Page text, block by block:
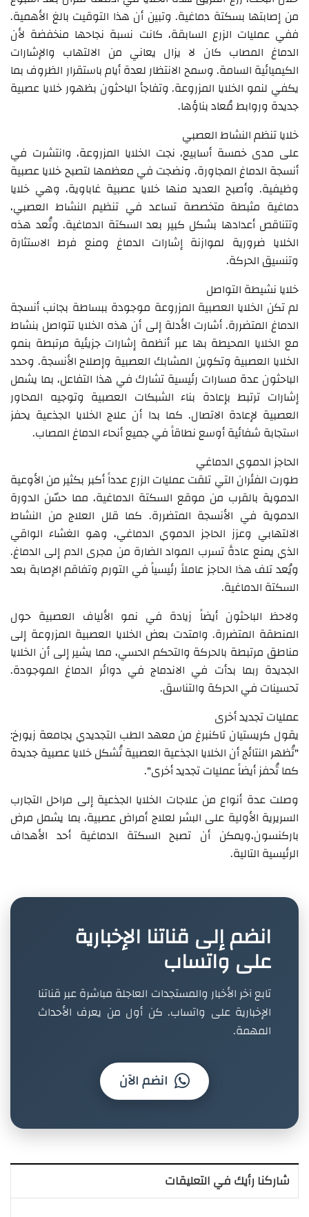
من إصابتها بسكتة دماغية. وتبين أن هذا التوقيت بالغ الأهمية.
ففي عمليات الزرع السابقة، كانت نسبة نجاحها منخفضة لأن
الدماغ المصاب كان لا يزال يعاني من الالتهاب والإشارات
الكيميائية السامة. وسمح الانتظار لعدة أيام باستقرار الظروف بما
يكفي لنمو الخلايا المزروعة. وتفاجأ الباحثون بظهور خلايا عصبية
جديدة وروابط مُعاد بناؤها.
خلايا تنظم النشاط العصبي
على مدى خمسة أسابيع، نجت الخلايا المزروعة، وانتشرت في
أنسجة الدماغ المجاورة، ونضجت في معظمها لتصبح خلايا عصبية
وظيفية. وأصبح العديد منها خلايا عصبية غاباوية، وهي خلايا
دماغية مثبطة متخصصة تساعد في تنظيم النشاط العصبي،
وتتناقص أعدادها بشكل كبير بعد السكتة الدماغية. وتُعد هذه
الخلايا ضرورية لموازنة إشارات الدماغ ومنع فرط الاستثارة
وتنسيق الحركة.
خلايا نشيطة التواصل
لم تكن الخلايا العصبية المزروعة موجودة ببساطة بجانب أنسجة
الدماغ المتضررة. أشارت الأدلة إلى أن هذه الخلايا تتواصل بنشاط
مع الخلايا المحيطة بها عبر أنظمة إشارات جزيئية مرتبطة بنمو
الخلايا العصبية وتكوين المشابك العصبية وإصلاح الأنسجة. وحدد
الباحثون عدة مسارات رئيسية تشارك في هذا التفاعل، بما يشمل
إشارات ترتبط بإعادة بناء الشبكات العصبية وتوجيه المحاور
العصبية لإعادة الاتصال. كما بدا أن علاج الخلايا الجذعية يحفز
استجابة شفائية أوسع نطاقاً في جميع أنحاء الدماغ المصاب.
الحاجز الدموي الدماغي
طورت الفئران التي تلقت عمليات الزرع عدداً أكبر بكثير من الأوعية
الدموية بالقرب من موقع السكتة الدماغية، مما حسّن الدورة
الدموية في الأنسجة المتضررة. كما قلل العلاج من النشاط
الالتهابي وعزز الحاجز الدموي الدماغي، وهو الغشاء الواقي
الذي يمنع عادةً تسرب المواد الضارة من مجرى الدم إلى الدماغ.
ويُعد تلف هذا الحاجز عاملاً رئيسياً في التورم وتفاقم الإصابة بعد
السكتة الدماغية.
ولاحظ الباحثون أيضاً زيادة في نمو الألياف العصبية حول
المنطقة المتضررة. وامتدت بعض الخلايا العصبية المزروعة إلى
مناطق مرتبطة بالحركة والتحكم الحسي، مما يشير إلى أن الخلايا
الجديدة ربما بدأت في الاندماج في دوائر الدماغ الموجودة.
تحسينات في الحركة والتناسق.
عمليات تجديد أخرى
يقول كريستيان تاكنبرغ من معهد الطب التجديدي بجامعة زيورخ:
"تُظهر النتائج أن الخلايا الجذعية العصبية تُشكل خلايا عصبية جديدة
كما تُحفز أيضاً عمليات تجديد أخرى".
وصلت عدة أنواع من علاجات الخلايا الجذعية إلى مراحل التجارب
السريرية الأولية على البشر لعلاج أمراض عصبية، بما يشمل مرض
باركنسون،ويمكن أن تصبح السكتة الدماغية أحد الأهداف
الرئيسية التالية.
انضم إلى قناتنا الإخبارية
على واتساب
تابع آخر الأخبار والمستجدات العاجلة مباشرة عبر قناتنا
الإخبارية على واتساب. كن أول من يعرف الأحداث
المهمة.
انضم الآن
شاركنا رأيك في التعليقات